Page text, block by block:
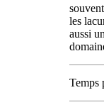
les
aussi
Temps